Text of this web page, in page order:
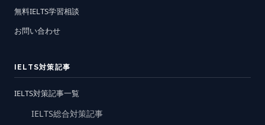
無料IELTS学習相談
お問い合わせ
IELTS対策記事
IELTS対策記事一覧
IELTS総合対策記事